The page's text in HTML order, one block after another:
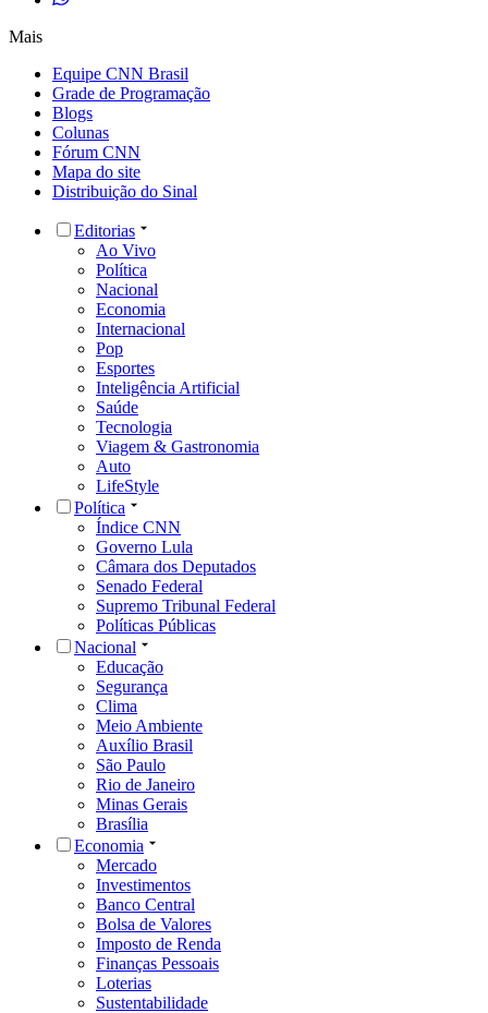
Mais
Equipe CNN Brasil
Grade de Programação
Blogs
Colunas
Fórum CNN
Mapa do site
Distribuição do Sinal
Editorias
Ao Vivo
Política
Nacional
Economia
Internacional
Pop
Esportes
Inteligência Artificial
Saúde
Tecnologia
Viagem & Gastronomia
Auto
LifeStyle
Política
Índice CNN
Governo Lula
Câmara dos Deputados
Senado Federal
Supremo Tribunal Federal
Políticas Públicas
Nacional
Educação
Segurança
Clima
Meio Ambiente
Auxílio Brasil
São Paulo
Rio de Janeiro
Minas Gerais
Brasília
Economia
Mercado
Investimentos
Banco Central
Bolsa de Valores
Imposto de Renda
Finanças Pessoais
Loterias
Sustentabilidade